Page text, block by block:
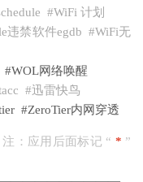
#WiFi 计划
违禁软件egdb #WiFi无
网络唤醒
#迅雷快鸟
#ZeroTier内网穿透
：应用后面标记 “ * ”